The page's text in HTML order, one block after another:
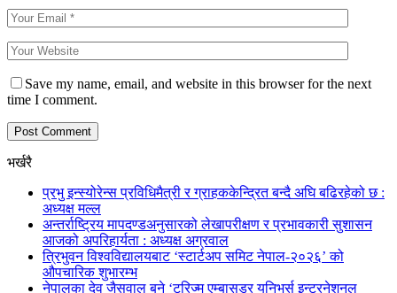
Save my name, email, and website in this browser for the next
time I comment.
भर्खरै
प्रभु इन्स्योरेन्स प्रविधिमैत्री र ग्राहककेन्द्रित बन्दै अघि बढिरहेको छ :
अध्यक्ष मल्ल
अन्तर्राष्ट्रिय मापदण्डअनुसारको लेखापरीक्षण र प्रभावकारी सुशासन
आजको अपरिहार्यता : अध्यक्ष अग्रवाल
त्रिभुवन विश्वविद्यालयबाट ‘स्टार्टअप समिट नेपाल-२०२६’ को
औपचारिक शुभारम्भ
नेपालका देव जैसवाल बने ‘टुरिज्म एम्बासडर युनिभर्स इन्टरनेशनल